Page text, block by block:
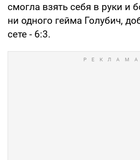
смогла взять себя в руки и
ни одного гейма Голубич,
сете - 6:3.